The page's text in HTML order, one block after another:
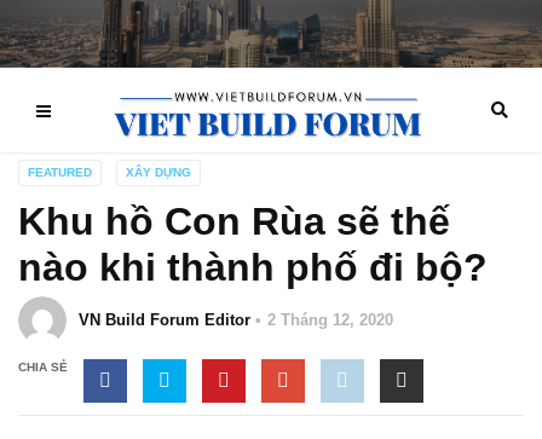
FEATURED XÂY DỰNG
Khu hồ Con Rùa sẽ thế
nào khi thành phố đi bộ?
VN Build Forum Editor 2 Tháng 12, 2020
CHIA SẺ